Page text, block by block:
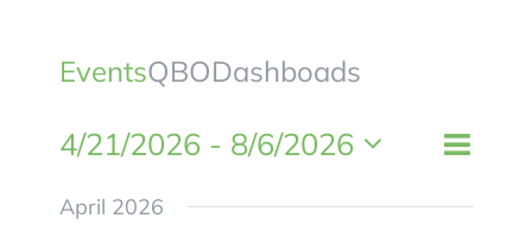
EventsQBODashboads
Views
Event
List
4/21/2026 - 8/6/2026
Select
April 2026